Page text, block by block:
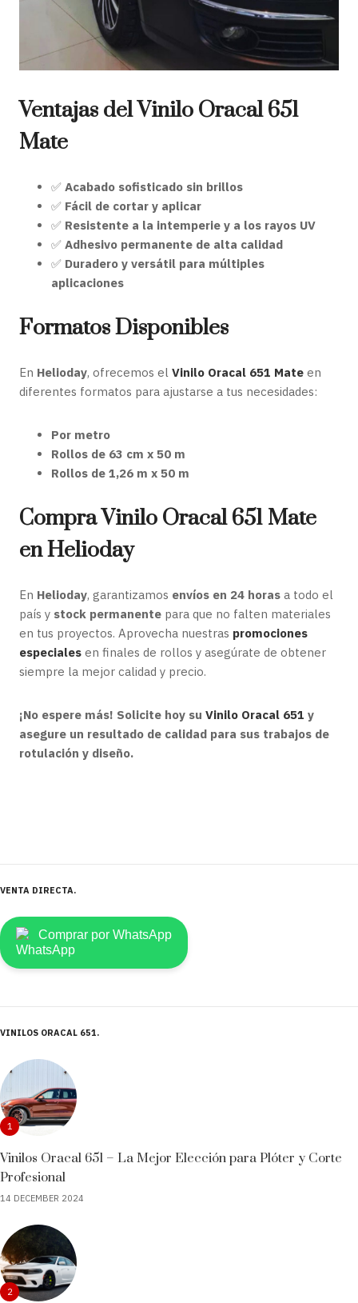
Ventajas del Vinilo Oracal 651
Mate
✅ Acabado sofisticado sin brillos
✅ Fácil de cortar y aplicar
✅ Resistente a la intemperie y a los rayos UV
✅ Adhesivo permanente de alta calidad
✅ Duradero y versátil para múltiples
aplicaciones
Formatos Disponibles
En Helioday, ofrecemos el Vinilo Oracal 651 Mate en
diferentes formatos para ajustarse a tus necesidades:
Por metro
Rollos de 63 cm x 50 m
Rollos de 1,26 m x 50 m
Compra Vinilo Oracal 651 Mate
en Helioday
En Helioday, garantizamos envíos en 24 horas a todo el
país y stock permanente para que no falten materiales
en tus proyectos. Aprovecha nuestras promociones
especiales en finales de rollos y asegúrate de obtener
siempre la mejor calidad y precio.
¡No espere más! Solicite hoy su Vinilo Oracal 651 y
asegure un resultado de calidad para sus trabajos de
rotulación y diseño.
VENTA DIRECTA
Comprar por WhatsApp
VINILOS ORACAL 651
1
Vinilos Oracal 651 – La Mejor Elección para Plóter y Corte
Profesional
14 DECEMBER 2024
2